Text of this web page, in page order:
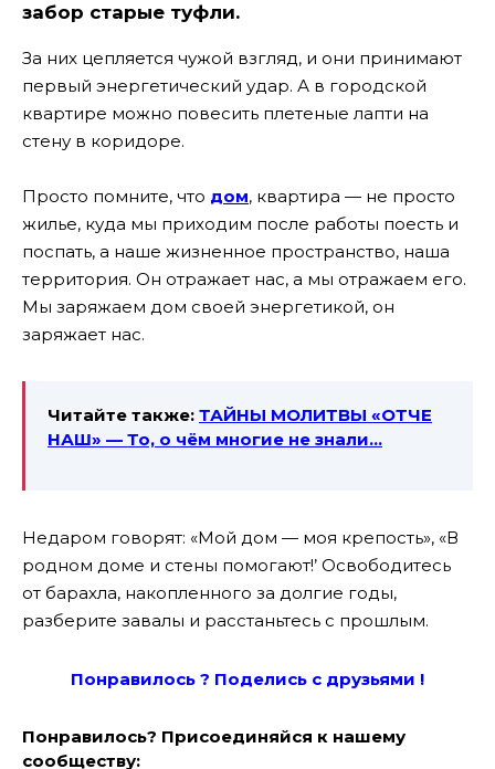
забор старые туфли.
За них цепляется чужой взгляд, и они принимают
первый энергетический удар. А в городской
квартире можно повесить плетеные лапти на
стену в коридоре.
Просто помните, что дом, квартира — не просто
жилье, куда мы приходим после работы поесть и
поспать, а наше жизненное пространство, наша
территория. Он отражает нас, а мы отражаем его.
Мы заряжаем дом своей энергетикой, он
заряжает нас.
Читайте также: ТАЙНЫ МОЛИТВЫ «ОТЧЕ
НАШ» — То, о чём многие не знали…
Недаром говорят: «Мой дом — моя крепость», «В
родном доме и стены помогают!’ Освободитесь
от барахла, накопленного за долгие годы,
разберите завалы и расстаньтесь с прошлым.
Понравилось ? Поделись с друзьями !
Понравилось? Присоединяйся к нашему
сообществу: